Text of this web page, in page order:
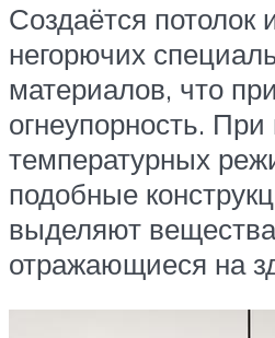
Создаётся потолок
негорючих
материалов, что
огнеупорность.
температурных
подобные
выделяют
отражающиеся на